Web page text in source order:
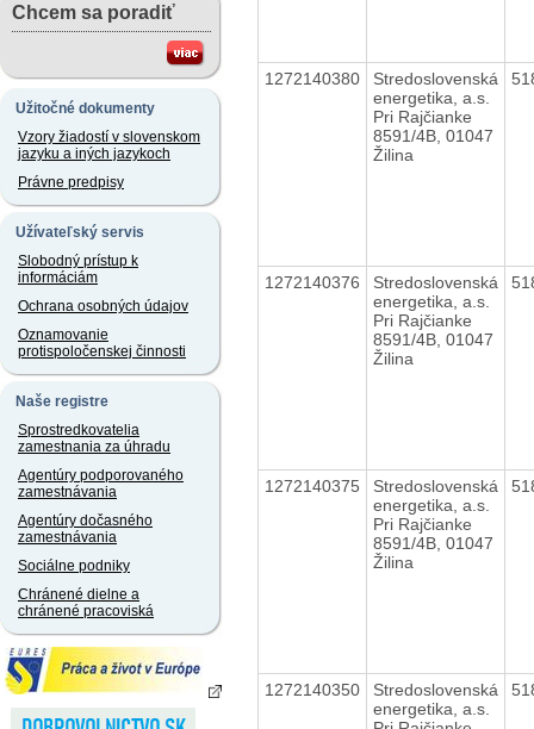
Chcem sa poradiť
Užitočné dokumenty
Vzory žiadostí v slovenskom
jazyku a iných jazykoch
Právne predpisy
Užívateľský servis
Slobodný prístup k
informáciám
Ochrana osobných údajov
Oznamovanie
protispoločenskej činnosti
Naše registre
Sprostredkovatelia
zamestnania za úhradu
Agentúry podporovaného
zamestnávania
Agentúry dočasného
zamestnávania
Sociálne podniky
Chránené dielne a
chránené pracoviská
1272140380
Stredoslovenská
energetika, a.s.
Pri Rajčianke
8591/4B, 01047
Žilina
1272140376
Stredoslovenská
energetika, a.s.
Pri Rajčianke
8591/4B, 01047
Žilina
1272140375
Stredoslovenská
energetika, a.s.
Pri Rajčianke
8591/4B, 01047
Žilina
1272140350
Stredoslovenská
energetika, a.s.